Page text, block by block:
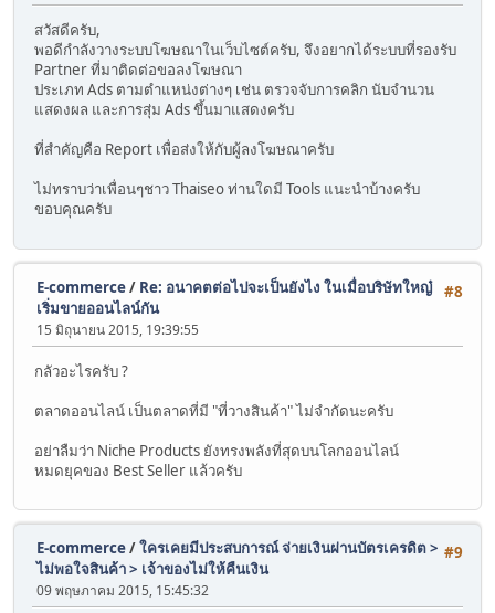
สวัสดีครับ,
พอดีกำลังวางระบบโฆษณาในเว็บไซต์ครับ, จึงอยากได้ระบบที่รองรับ
Partner ที่มาติดต่อขอลงโฆษณา
ประเภท Ads ตามตำแหน่งต่างๆ เช่น ตรวจจับการคลิก นับจำนวน
แสดงผล และการสุ่ม Ads ขึ้นมาแสดงครับ
ที่สำคัญคือ Report เพื่อส่งให้กับผู้ลงโฆษณาครับ
ไม่ทราบว่าเพื่อนๆชาว Thaiseo ท่านใดมี Tools แนะนำบ้างครับ
ขอบคุณครับ
#8
E-commerce/ Re: อนาคตต่อไปจะเป็นยังไง ในเมื่อบริษัทใหญ๋
เริ่มขายออนไลน์กัน
15 มิถุนายน 2015, 19:39:55
กลัวอะไรครับ ?
ตลาดออนไลน์ เป็นตลาดที่มี "ที่วางสินค้า" ไม่จำกัดนะครับ
อย่าลืมว่า Niche Products ยังทรงพลังที่สุดบนโลกออนไลน์
หมดยุคของ Best Seller แล้วครับ
#9
E-commerce/ใครเคยมีประสบการณ์ จ่ายเงินผ่านบัตรเครดิต >
ไม่พอใจสินค้า > เจ้าของไม่ให้คืนเงิน
09 พฤษภาคม 2015, 15:45:32